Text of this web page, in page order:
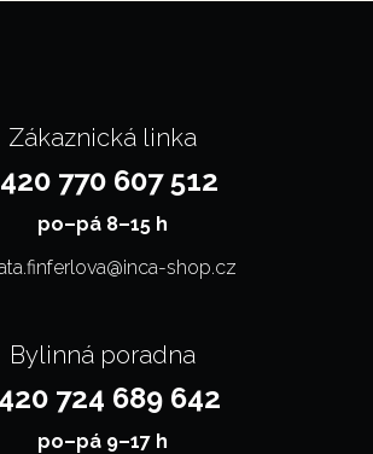
Zákaznická linka
770 607 512
po–⁠⁠⁠⁠⁠⁠pá 8–15 h
shop.cz
Bylinná poradna
724 689 642
po–⁠⁠⁠⁠⁠⁠pá 9–17 h